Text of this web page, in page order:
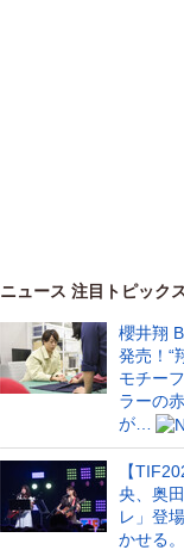
ニュース 注目トピック
櫻井翔
発売！“
モチー
ラーの
が…
【
央、奥
レ」登
かせる